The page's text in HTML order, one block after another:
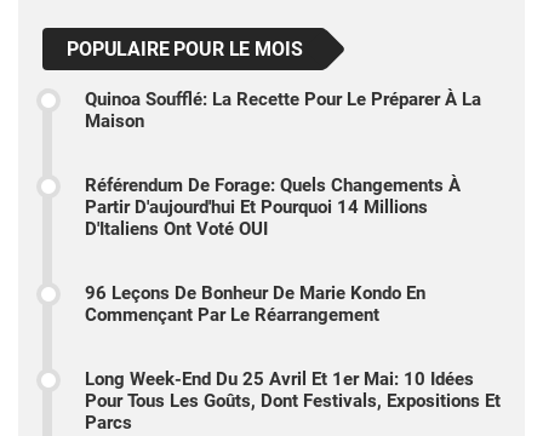
POPULAIRE POUR LE MOIS
Quinoa Soufflé: La Recette Pour Le Préparer À La
Maison
Référendum De Forage: Quels Changements À
Partir D'aujourd'hui Et Pourquoi 14 Millions
D'Italiens Ont Voté OUI
96 Leçons De Bonheur De Marie Kondo En
Commençant Par Le Réarrangement
Long Week-End Du 25 Avril Et 1er Mai: 10 Idées
Pour Tous Les Goûts, Dont Festivals, Expositions Et
Parcs